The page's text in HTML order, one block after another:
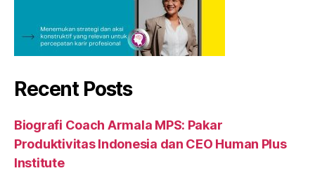
Recent Posts
Biografi Coach Armala MPS: Pakar
Produktivitas Indonesia dan CEO Human Plus
Institute